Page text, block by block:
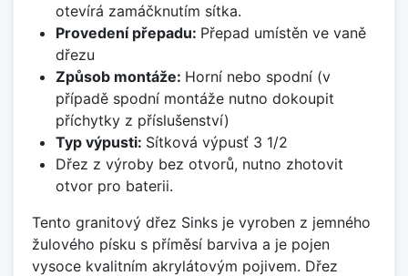
otevírá zamáčknutím sítka.
Provedení přepadu: Přepad umístěn ve vaně
dřezu
Způsob montáže: Horní nebo spodní (v
případě spodní montáže nutno dokoupit
příchytky z příslušenství)
Typ výpusti: Sítková výpusť 3 1/2
Dřez z výroby bez otvorů, nutno zhotovit
otvor pro baterii.
Tento granitový dřez Sinks je vyroben z jemného
žulového písku s příměsí barviva a je pojen
vysoce kvalitním akrylátovým pojivem. Dřez